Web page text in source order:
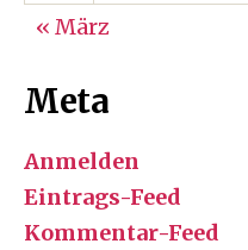
« März
Meta
Anmelden
Eintrags-Feed
Kommentar-Feed